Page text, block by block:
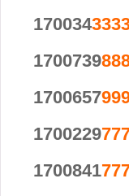
170034
1700739
1700657
1700229
1700841